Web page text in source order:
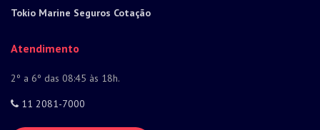
Tokio Marine Seguros Cotação
Atendimento
2º a 6º das 08:45 às 18h.
11 2081-7000